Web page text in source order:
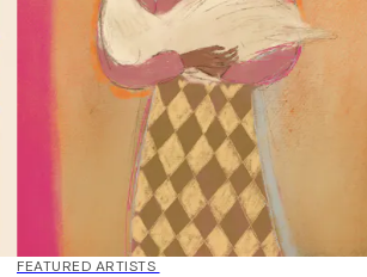
40%*
FEATURED ARTISTS